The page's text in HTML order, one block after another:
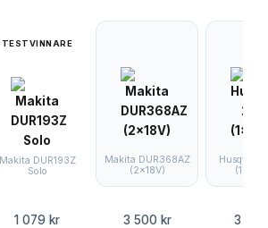
TESTVINNARE
Makita DUR193Z
Solo
Makita DUR368AZ
(2x18V)
1 079 kr 3 500 kr 3 190